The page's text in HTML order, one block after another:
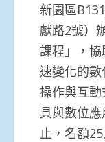
新園區
獻路2號）
課程」，
速變化的
操作與互
具與數位
止，名額